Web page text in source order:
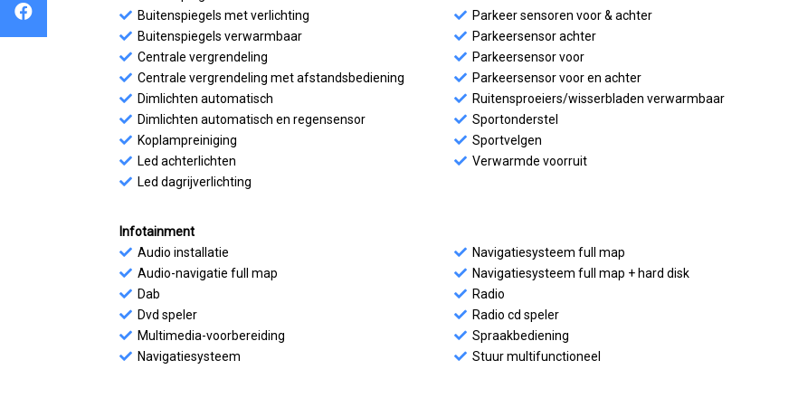
Buitenspiegels met verlichting
Buitenspiegels verwarmbaar
Centrale vergrendeling
Centrale vergrendeling met afstandsbediening
Dimlichten automatisch
Dimlichten automatisch en regensensor
Koplampreiniging
Led achterlichten
Led dagrijverlichting
Parkeer sensoren voor & achter
Parkeersensor achter
Parkeersensor voor
Parkeersensor voor en achter
Ruitensproeiers/wisserbladen verwarmbaar
Sportonderstel
Sportvelgen
Verwarmde voorruit
Infotainment
Audio installatie
Audio-navigatie full map
Dab
Dvd speler
Multimedia-voorbereiding
Navigatiesysteem
Navigatiesysteem full map
Navigatiesysteem full map + hard disk
Radio
Radio cd speler
Spraakbediening
Stuur multifunctioneel